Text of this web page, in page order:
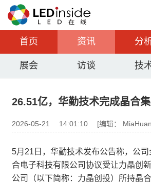
首页 资讯 分
展会 访谈 技
26.51亿，华勤技术完成晶合
2026-05-21 14:01:10 [编辑：
5月21日，华勤技术发布公告称，公
合电子科技有限公司协议受让力晶创
公司（以下简称：力晶创投）所持晶